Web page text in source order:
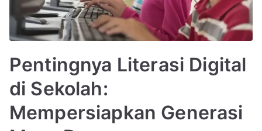
Pentingnya Literasi Digital
di Sekolah:
Mempersiapkan Generasi